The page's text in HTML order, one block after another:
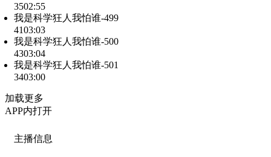
3502:55
我是科学狂人我怕谁-499
4103:03
我是科学狂人我怕谁-500
4303:04
我是科学狂人我怕谁-501
3403:00
加载更多
APP内打开
主播信息